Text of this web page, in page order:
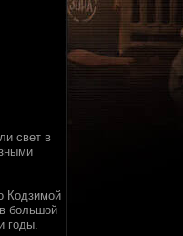
свет в
Кодзимой
большой
годы.